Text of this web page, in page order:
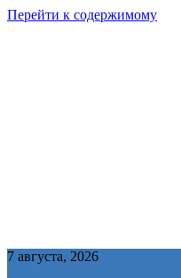
Перейти к содержимому
7 августа, 2026